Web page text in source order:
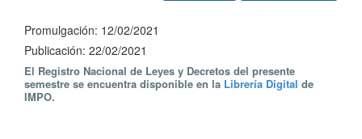
Promulgación: 12/02/2021
Publicación: 22/02/2021
El Registro Nacional de Leyes y Decretos del presente
semestre se encuentra disponible en la Librería Digital de
IMPO.